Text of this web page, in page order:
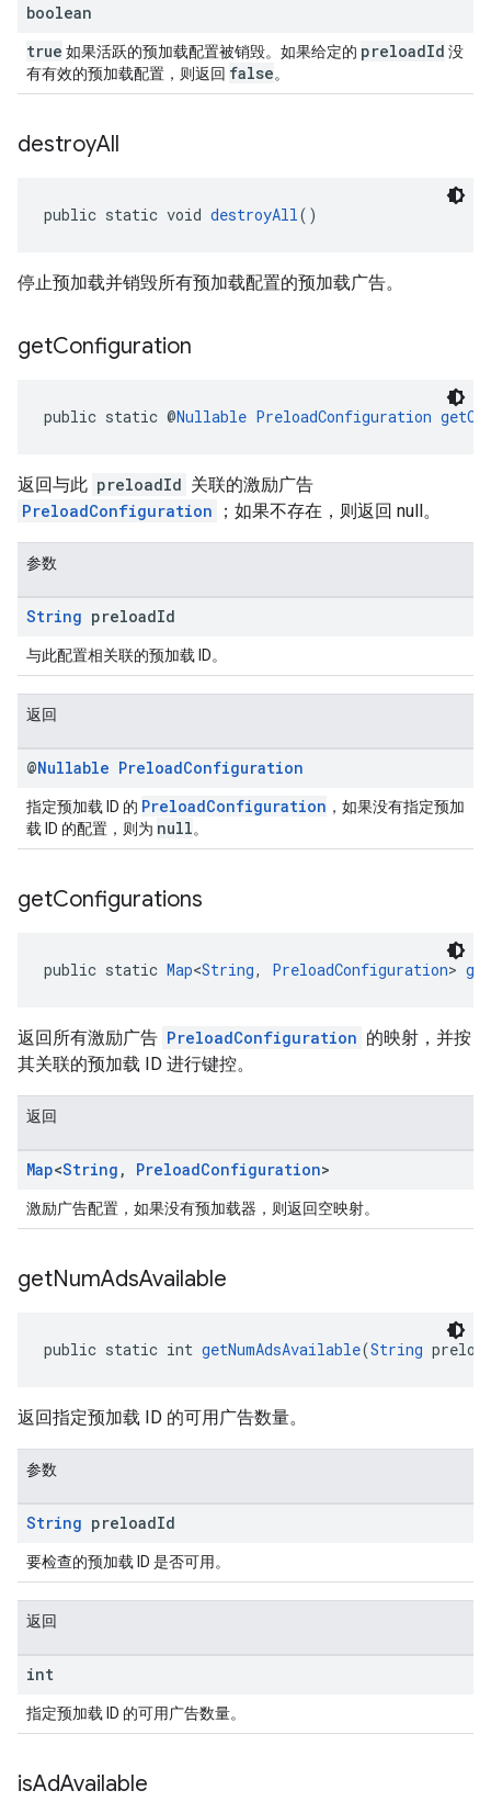
boolean
true 如果活跃的预加载配置被销毁。如果给定的 preloadId 没
有有效的预加载配置，则返回 false。
destroyAll
public static void destroyAll()
停止预加载并销毁所有预加载配置的预加载广告。
getConfiguration
public static @Nullable PreloadConfiguration
返回与此 preloadId 关联的激励广告
PreloadConfiguration
；如果不存在，则返回 null。
参数
String preloadId
与此配置相关联的预加载 ID。
返回
@Nullable PreloadConfiguration
指定预加载 ID 的 PreloadConfiguration ，如果没有指定预加
载 ID 的配置，则为 null。
getConfigurations
public static Map<String, PreloadConfiguration>
返回所有激励广告 PreloadConfiguration 的映射，并按
其关联的预加载 ID 进行键控。
返回
Map<String , PreloadConfiguration>
激励广告配置，如果没有预加载器，则返回空映射。
getNumAdsAvailable
public static int getNumAdsAvailable(String
返回指定预加载 ID 的可用广告数量。
参数
String preloadId
要检查的预加载 ID 是否可用。
返回
int
指定预加载 ID 的可用广告数量。
isAdAvailable